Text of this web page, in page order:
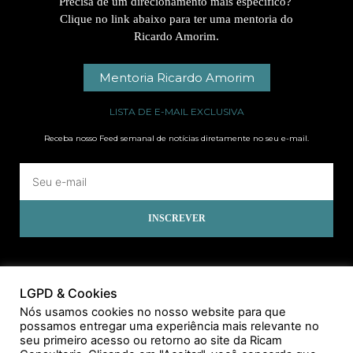
Clique no link abaixo para ter uma mentoria do
Ricardo Amorim.
Mentoria Ricardo Amorim
LISTA DE E-MAIL EXCLUSIVA
Receba nosso Feed semanal de notícias diretamente no seu e-mail.
INSCREVER
LGPD & Cookies
Nós usamos cookies no nosso website para que
possamos entregar uma experiência mais relevante no
seu primeiro acesso ou retorno ao site da Ricam